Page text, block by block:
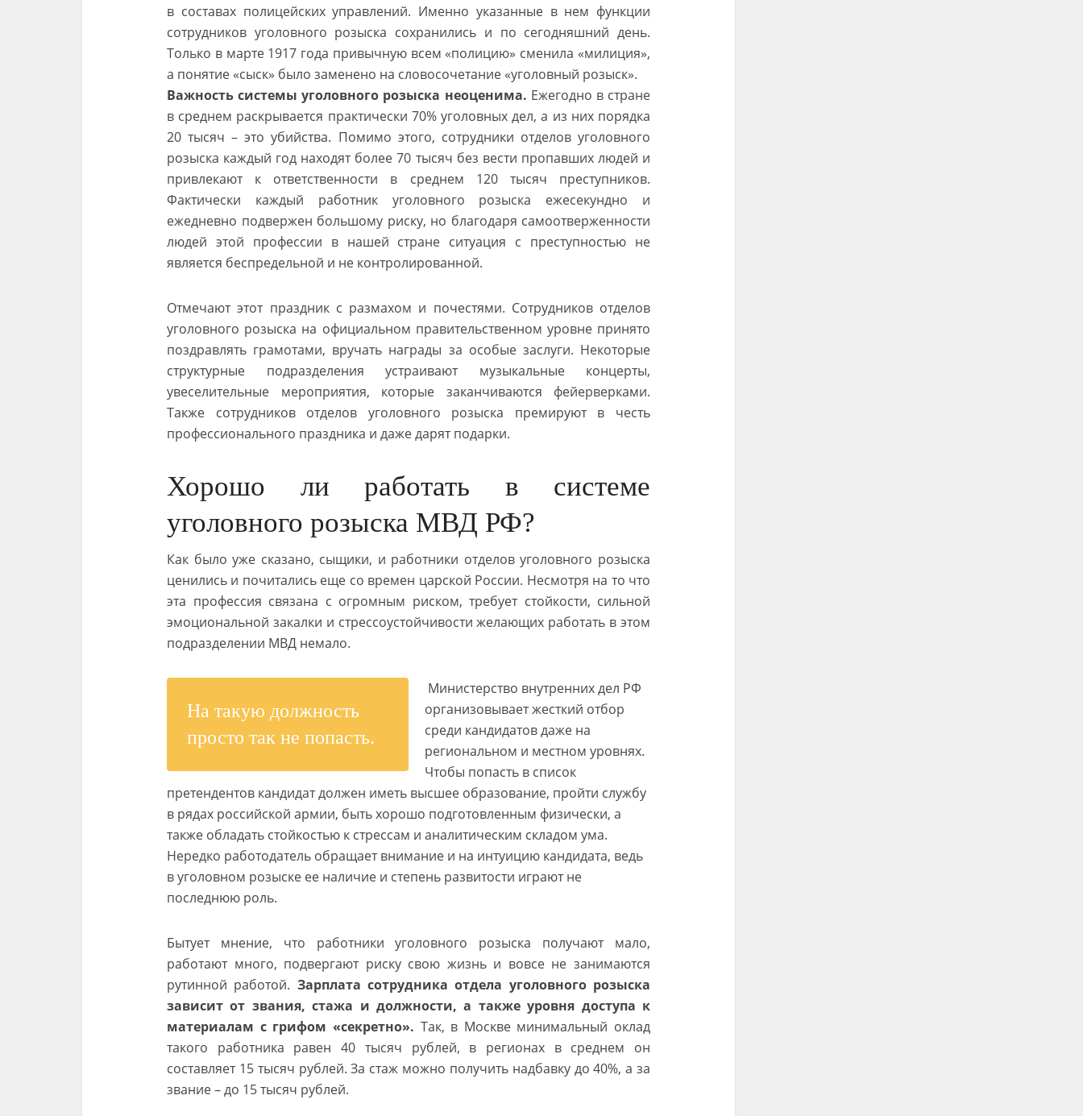
в составах полицейских управлений. Именно указанные в нем функции
сотрудников уголовного розыска сохранились и по сегодняшний день.
Только в марте 1917 года привычную всем «полицию» сменила «милиция»,
а понятие «сыск» было заменено на словосочетание «уголовный розыск».
Важность системы уголовного розыска неоценима. Ежегодно в стране
в среднем раскрывается практически 70% уголовных дел, а из них порядка
20 тысяч – это убийства. Помимо этого, сотрудники отделов уголовного
розыска каждый год находят более 70 тысяч без вести пропавших людей и
привлекают к ответственности в среднем 120 тысяч преступников.
Фактически каждый работник уголовного розыска ежесекундно и
ежедневно подвержен большому риску, но благодаря самоотверженности
людей этой профессии в нашей стране ситуация с преступностью не
является беспредельной и не контролированной.
Отмечают этот праздник с размахом и почестями. Сотрудников отделов
уголовного розыска на официальном правительственном уровне принято
поздравлять грамотами, вручать награды за особые заслуги. Некоторые
структурные подразделения устраивают музыкальные концерты,
увеселительные мероприятия, которые заканчиваются фейерверками.
Также сотрудников отделов уголовного розыска премируют в честь
профессионального праздника и даже дарят подарки.
Хорошо ли работать в системе
уголовного розыска МВД РФ?
Как было уже сказано, сыщики, и работники отделов уголовного розыска
ценились и почитались еще со времен царской России. Несмотря на то что
эта профессия связана с огромным риском, требует стойкости, сильной
эмоциональной закалки и стрессоустойчивости желающих работать в этом
подразделении МВД немало.
На такую должность
просто так не попасть.
Министерство внутренних дел РФ
организовывает жесткий отбор
среди кандидатов даже на
региональном и местном уровнях.
Чтобы попасть в список
претендентов кандидат должен иметь высшее образование, пройти службу
в рядах российской армии, быть хорошо подготовленным физически, а
также обладать стойкостью к стрессам и аналитическим складом ума.
Нередко работодатель обращает внимание и на интуицию кандидата, ведь
в уголовном розыске ее наличие и степень развитости играют не
последнюю роль.
Бытует мнение, что работники уголовного розыска получают мало,
работают много, подвергают риску свою жизнь и вовсе не занимаются
рутинной работой. Зарплата сотрудника отдела уголовного розыска
зависит от звания, стажа и должности, а также уровня доступа к
материалам с грифом «секретно». Так, в Москве минимальный оклад
такого работника равен 40 тысяч рублей, в регионах в среднем он
составляет 15 тысяч рублей. За стаж можно получить надбавку до 40%, а за
звание – до 15 тысяч рублей.